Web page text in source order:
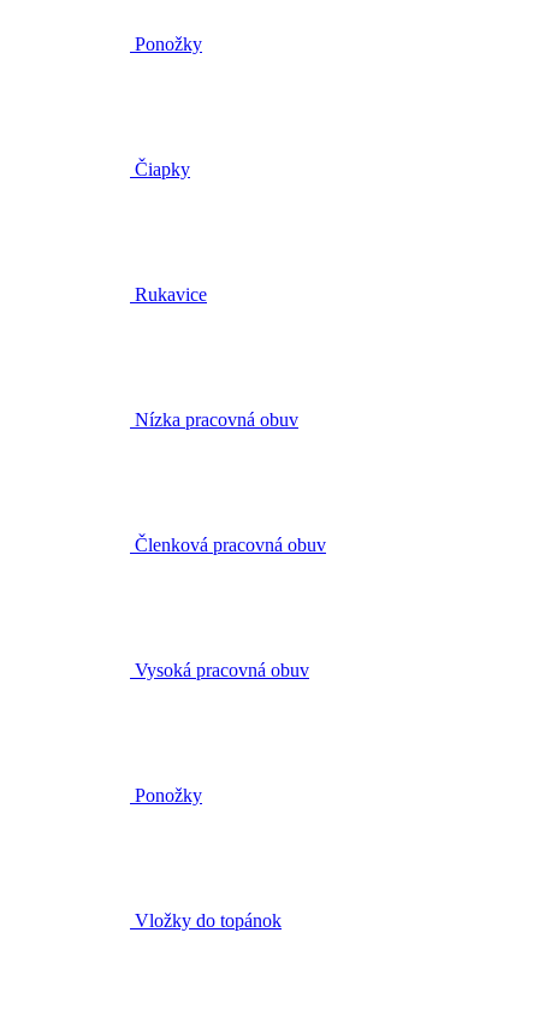
Ponožky
Čiapky
Rukavice
Nízka pracovná obuv
Členková pracovná obuv
Vysoká pracovná obuv
Ponožky
Vložky do topánok